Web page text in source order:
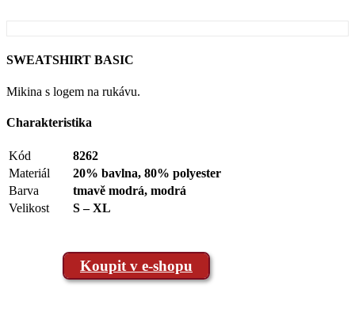
SWEATSHIRT BASIC
Mikina s logem na rukávu.
Charakteristika
Kód
8262
Materiál
20% bavlna, 80% polyester
Barva
tmavě modrá, modrá
Velikost
S – XL
Koupit v e-shopu